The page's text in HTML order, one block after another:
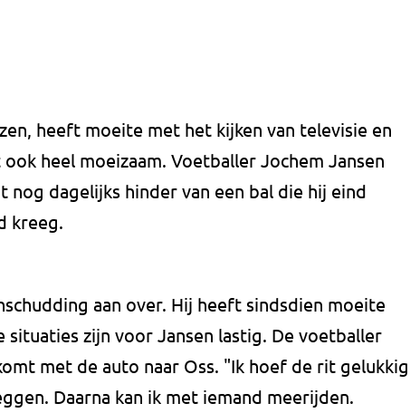
heeft moeite met het kijken van televisie en
heel moeizaam. Voetballer Jochem Jansen
nog dagelijks hinder van een bal die hij eind
kreeg.
aan over. Hij heeft sindsdien moeite
situaties zijn voor Jansen lastig. De voetballer
met de auto naar Oss. "Ik hoef de rit gelukkig
Daarna kan ik met iemand meerijden.